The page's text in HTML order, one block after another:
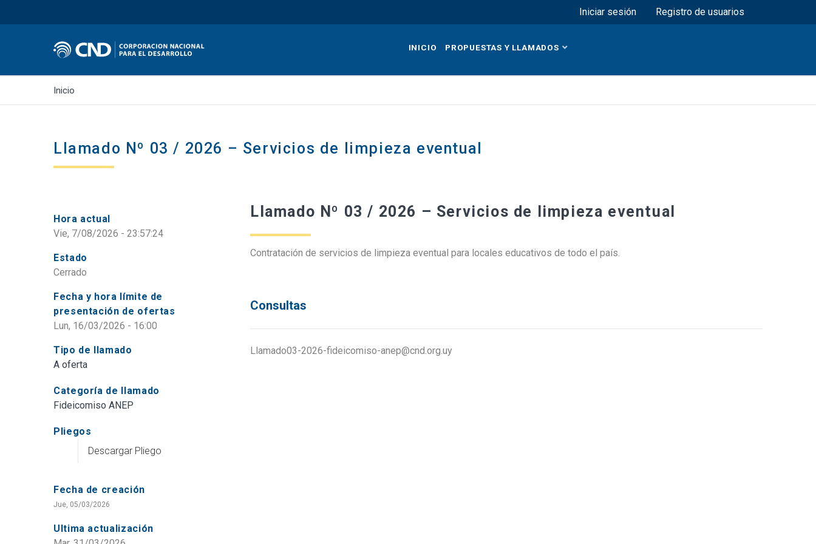
al
principal
Menú superior
Iniciar sesión Registro de usuarios
INICIO PROPUESTAS Y LLAMADOS
Inicio
Llamado Nº 03 / 2026 – Servicios de limpieza eventual
Hora actual
Vie, 7/08/2026 - 23:57:24
Estado
Cerrado
Fecha y hora límite de
presentación de ofertas
Lun, 16/03/2026 - 16:00
Tipo de llamado
A oferta
Categoría de llamado
Fideicomiso ANEP
Pliegos
Descargar Pliego
Fecha de creación
Jue, 05/03/2026
Ultima actualización
Llamado Nº 03 / 2026 – Servicios de limpieza eventual
Contratación de servicios de limpieza eventual para locales educativos de todo el país.
Consultas
Llamado03-2026-fideicomiso-anep@cnd.org.uy